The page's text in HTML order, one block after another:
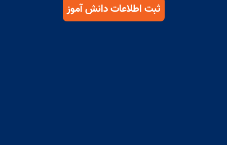
ثبت اطلاعات دانش آموز